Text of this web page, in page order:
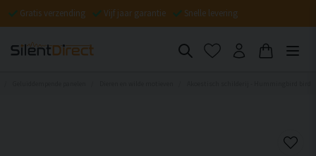
Gratis verzending Vijf jaar garantie Snelle levering